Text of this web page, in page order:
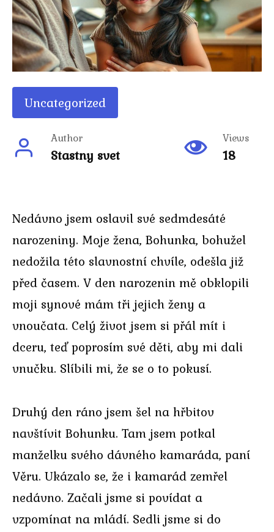
Uncategorized
Author
Stastny svet
Views
18
Nedávno jsem oslavil své sedmdesáté
narozeniny. Moje žena, Bohunka, bohužel
nedožila této slavnostní chvíle, odešla již
před časem. V den narozenin mě obklopili
moji synové mám tři jejich ženy a
vnoučata. Celý život jsem si přál mít i
dceru, teď poprosím své děti, aby mi dali
vnučku. Slíbili mi, že se o to pokusí.
Druhý den ráno jsem šel na hřbitov
navštívit Bohunku. Tam jsem potkal
manželku svého dávného kamaráda, paní
Věru. Ukázalo se, že i kamarád zemřel
nedávno. Začali jsme si povídat a
vzpomínat na mládí. Sedli jsme si do